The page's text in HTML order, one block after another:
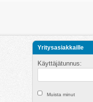
Yritysasiakkaille
Käyttäjätunnus:
Muista minut